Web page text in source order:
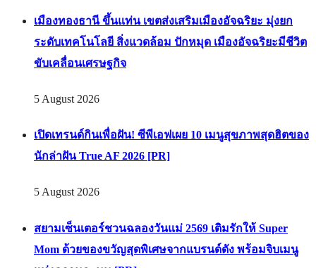
เมืองทองธานี ขึ้นแท่น เขตส่งเสริมเมืองอัจฉริยะ มุ่งยก
ระดับเทคโนโลยี สิ่งแวดล้อม ปักหมุด เมืองอัจฉริยะมีชีวิต
ขับเคลื่อนเศรษฐกิจ
5 August 2026
เปิดเทรนด์กินเพื่อฝัน! ซีพีเอฟเผย 10 เมนูสุขภาพสุดฮิตของ
นักล่าฝัน True AF 2026 [PR]
5 August 2026
สยามเซ็นเตอร์ชวนฉลองวันแม่ 2569 เติมรักให้ Super
Mom ด้วยของขวัญสุดพิเศษจากแบรนด์ดัง พร้อมจิบเมนู